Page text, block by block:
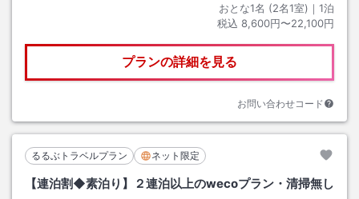
おとな1名 (2名1室)｜ 1泊
税込 8,600円〜22,100円
プランの詳細を見る
お問い合わせコード
るるぶトラベルプラン ネット限定
【連泊割◆素泊り】２連泊以上のwecoプラン・清掃無し